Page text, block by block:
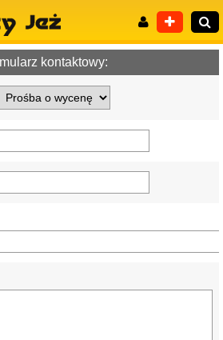
kontaktowy: